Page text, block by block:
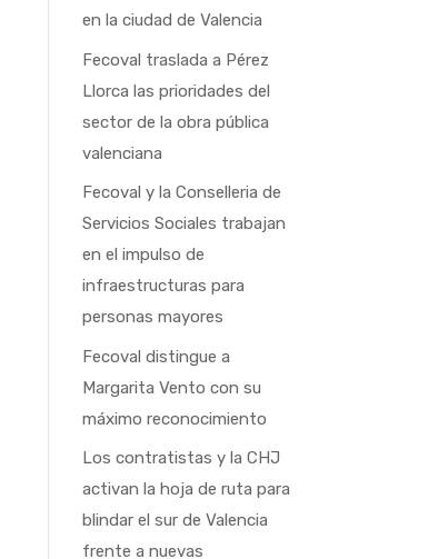
en la ciudad de Valencia
Fecoval traslada a Pérez
Llorca las prioridades del
sector de la obra pública
valenciana
Fecoval y la Conselleria de
Servicios Sociales trabajan
en el impulso de
infraestructuras para
personas mayores
Fecoval distingue a
Margarita Vento con su
máximo reconocimiento
Los contratistas y la CHJ
activan la hoja de ruta para
blindar el sur de Valencia
frente a nuevas